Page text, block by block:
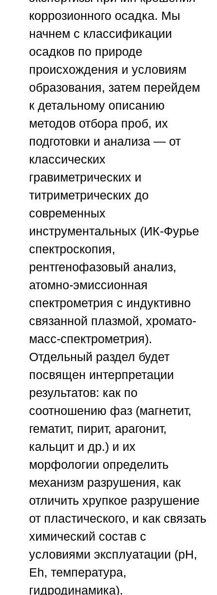
коррозионного осадка. Мы
начнем с классификации
осадков по природе
происхождения и условиям
образования, затем перейдем
к детальному описанию
методов отбора проб, их
подготовки и анализа — от
классических
гравиметрических и
титриметрических до
современных
инструментальных (ИК-Фурье
спектроскопия,
рентгенофазовый анализ,
атомно-эмиссионная
спектрометрия с индуктивно
связанной плазмой, хромато-
масс-спектрометрия).
Отдельный раздел будет
посвящен интерпретации
результатов: как по
соотношению фаз (магнетит,
гематит, пирит, арагонит,
кальцит и др.) и их
морфологии определить
механизм разрушения, как
отличить хрупкое разрушение
от пластического, и как связать
химический состав с
условиями эксплуатации (pH,
Eh, температура,
гидродинамика).